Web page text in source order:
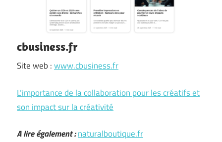
cbusiness.fr
Site web :www.cbusiness.fr
L’importance de la collaboration pour les créatifs et
son impact sur la créativité
A lire également :naturalboutique.fr